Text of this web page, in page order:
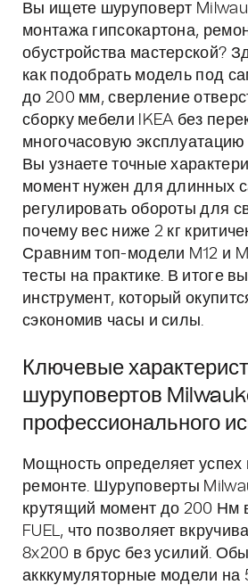
Вы ищете шуруповерт
монтажа гипсокартона,
обустройства мастерской?
как подобрать модель под
до 200 мм, сверление
сборку мебели IKEA без
многочасовую эксплуатацию
Вы узнаете точные
момент нужен для длинных
регулировать обороты для
почему вес ниже 2 кг
Сравним топ-модели M12 и
тесты на практике. В итоге
инструмент, который
сэкономив часы и силы.
Ключевые
шуруповертов
профессионального
Мощность определяет успех
ремонте. Шуруповерты
крутящий момент до 200 Нм
FUEL, что позволяет
8x200 в брус без усилий.
акккумуляторные модели